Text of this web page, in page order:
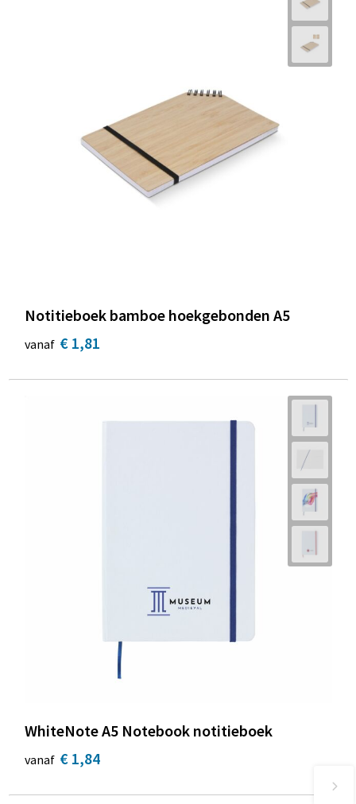
Notitieboek bamboe hoekgebonden A5
vanaf € 1,81
WhiteNote A5 Notebook notitieboek
vanaf € 1,84